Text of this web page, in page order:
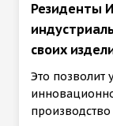
Резиденты
своих
Это позволит